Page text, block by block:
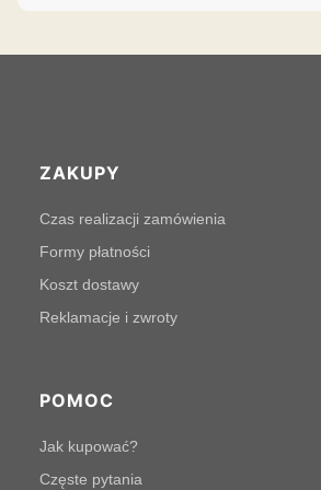
Linki w stopce
ZAKUPY
Czas realizacji zamówienia
Formy płatności
Koszt dostawy
Reklamacje i zwroty
POMOC
Jak kupować?
Częste pytania